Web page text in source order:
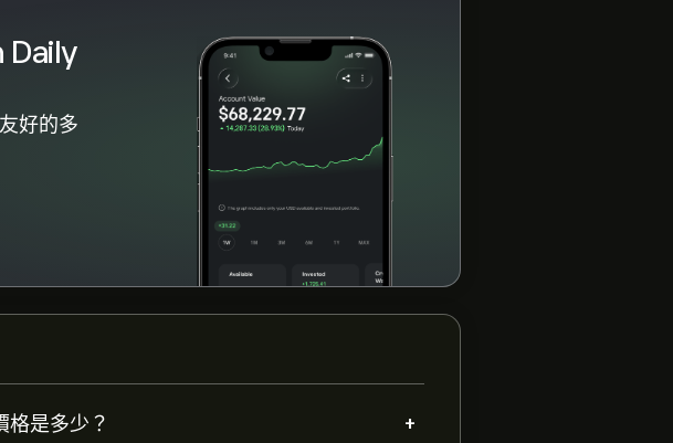
Daily
好的多
格是多少？ +